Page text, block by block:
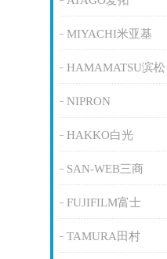
MIYACHI米亚基
HAMAMATSU滨松
NIPRON
HAKKO白光
SAN-WEB三商
FUJIFILM富士
TAMURA田村